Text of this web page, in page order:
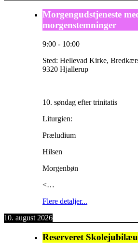
Morgengudstjeneste
morgenstemninger
9:00 - 10:00
Sted: Hellevad Kirke,
9320 Hjallerup
10. søndag efter trinitatis
Liturgien:
Præludium
Hilsen
Morgenbøn
<…
Flere detaljer...
10. august 2026
Reserveret